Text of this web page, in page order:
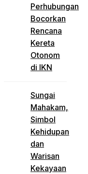
Perhubungan
Bocorkan
Rencana
Kereta
Otonom
di IKN
Sungai
Mahakam,
Simbol
Kehidupan
dan
Warisan
Kekayaan